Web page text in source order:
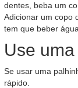
dentes, beba um
Adicionar um copo
tem que beber água.
Use
Se usar uma
rápido.